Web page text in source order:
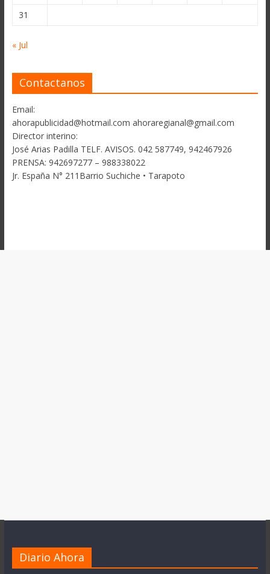
31
« Jul
Contactanos
Email:
ahorapublicidad@hotmail.com ahoraregianal@gmail.com
Director interino:
José Arias Padilla TELF. AVISOS. 042 587749, 942467926
PRENSA: 942697277 – 988338022
Jr. España N° 211Barrio Suchiche • Tarapoto
Diario Ahora